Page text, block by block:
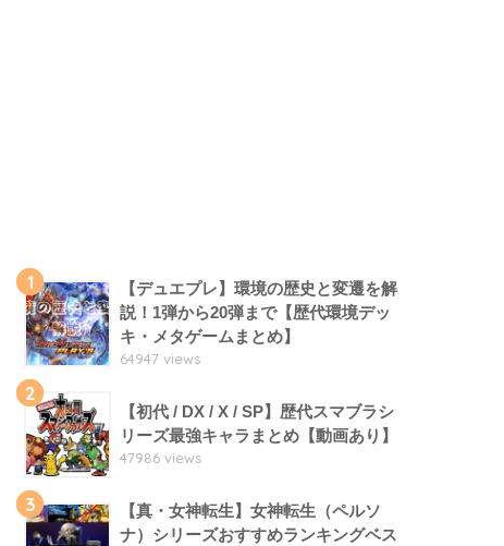
1
【デュエプレ】環境の歴史と変遷を解
説！1弾から20弾まで【歴代環境デッ
キ・メタゲームまとめ】
64947 views
2
【初代 / DX / X / SP】歴代スマブラシ
リーズ最強キャラまとめ【動画あり】
47986 views
3
【真・女神転生】女神転生（ペルソ
ナ）シリーズおすすめランキングベス